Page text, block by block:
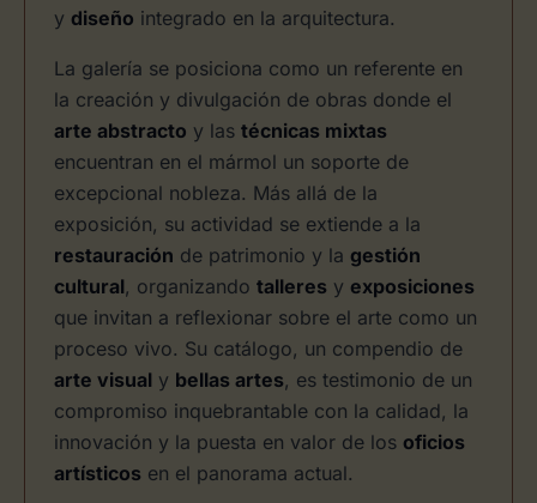
y diseño integrado en la arquitectura.
La galería se posiciona como un referente en
la creación y divulgación de obras donde el
arte abstracto y las técnicas mixtas
encuentran en el mármol un soporte de
excepcional nobleza. Más allá de la
exposición, su actividad se extiende a la
restauración de patrimonio y la gestión
cultural, organizando talleres y exposiciones
que invitan a reflexionar sobre el arte como un
proceso vivo. Su catálogo, un compendio de
arte visual y bellas artes, es testimonio de un
compromiso inquebrantable con la calidad, la
innovación y la puesta en valor de los oficios
artísticos en el panorama actual.